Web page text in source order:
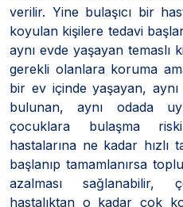
verilir. Yine bulaşıcı bir
koyulan kişilere tedavi
aynı evde yaşayan
gerekli olanlara koruma
bir ev içinde yaşayan,
bulunan, aynı odada
çocuklara bulaşma
hastalarına ne kadar hızlı
başlanıp tamamlanırsa
azalması sağlanabilir,
hastalıktan o kadar çok